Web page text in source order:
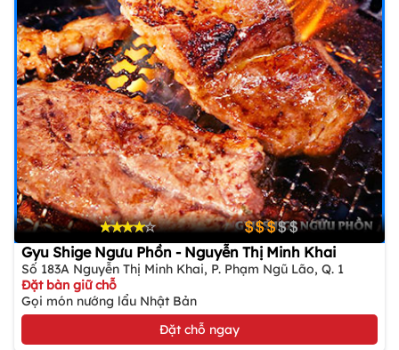
Gyu Shige Ngưu Phồn - Nguyễn Thị Minh Khai
Số 183A Nguyễn Thị Minh Khai, P. Phạm Ngũ Lão, Q. 1
Đặt bàn giữ chỗ
Gọi món nướng lẩu Nhật Bản
Đặt chỗ ngay